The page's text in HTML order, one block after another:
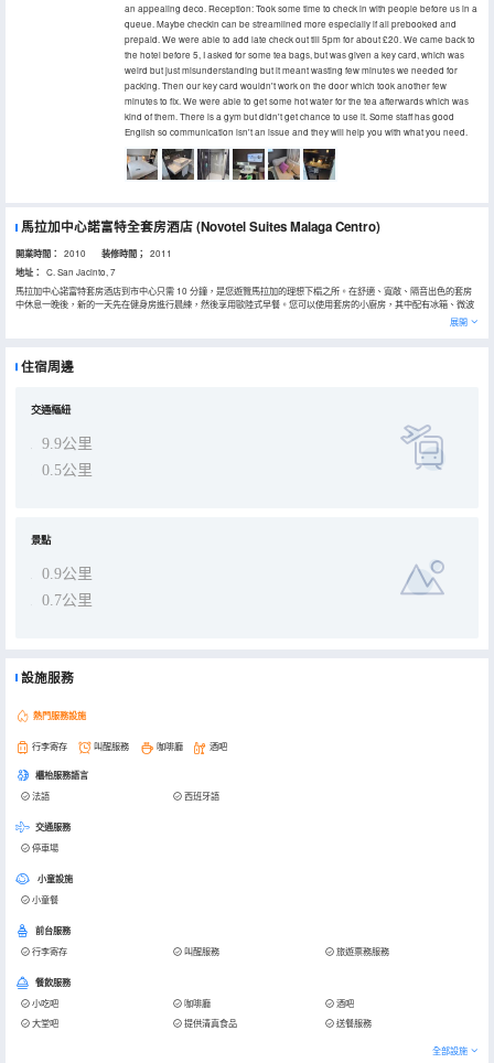
an appealing deco. Reception: Took some time to check in with people before us in a
queue. Maybe checkin can be streamlined more especially if all prebooked and
prepaid. We were able to add late check out till 5pm for about £20. We came back to
the hotel before 5, I asked for some tea bags, but was given a key card, which was
weird but just misunderstanding but it meant wasting few minutes we needed for
packing. Then our key card wouldn't work on the door which took another few
minutes to fix. We were able to get some hot water for the tea afterwards which was
kind of them. There is a gym but didn't get chance to use it. Some staff has good
English so communication isn't an issue and they will help you with what you need.
馬拉加中心諾富特全套房酒店(Novotel Suites Malaga Centro)
開業時間： 2010 装修時間； 2011
地址：
C. San Jacinto, 7
馬拉加中心諾富特套房酒店到市中心只需 10 分鐘，是您遊覽馬拉加的理想下榻之所。在舒適、寬敞、隔音出色的套房
中休息一晚後，新的一天先在健身房進行晨練，然後享用歐陸式早餐。您可以使用套房的小廚房，其中配有冰箱、微波
展開
住宿周邊
交通樞紐
9.9公里
0.5公里
景點
0.9公里
0.7公里
設施服務
熱門服務設施
行李寄存 叫醒服務 咖啡廳 酒吧
櫃枱服務語言
法語 西班牙語
交通服務
停車場
小童設施
小童餐
前台服務
行李寄存 叫醒服務 旅遊票務服務
餐飲服務
小吃吧 咖啡廳
酒吧
大堂吧
提供清真食品 送餐服務
全部設施